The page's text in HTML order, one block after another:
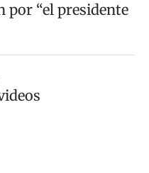
por “el presidente